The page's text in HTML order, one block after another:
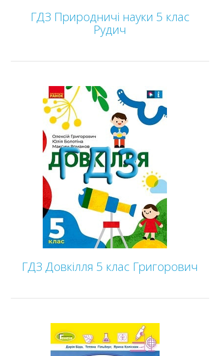
ГДЗ Природничі науки 5 клас
Рудич
ГДЗ Довкілля 5 клас Григорович